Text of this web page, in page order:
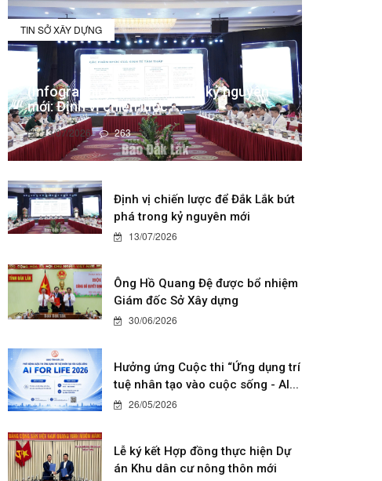
TIN SỞ XÂY DỰNG
(Infographic) Đắk Lắk trong kỷ nguyên
mới: Định vị chiến lược -...
13/07/2026 263
Định vị chiến lược để Đắk Lắk bứt
phá trong kỷ nguyên mới
13/07/2026
Ông Hồ Quang Đệ được bổ nhiệm
Giám đốc Sở Xây dựng
30/06/2026
Hưởng ứng Cuộc thi “Ứng dụng trí
tuệ nhân tạo vào cuộc sống - AI...
26/05/2026
Lễ ký kết Hợp đồng thực hiện Dự
án Khu dân cư nông thôn mới